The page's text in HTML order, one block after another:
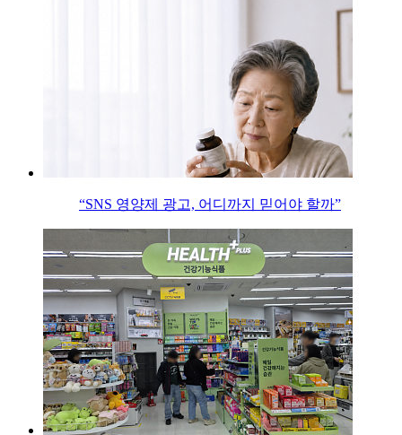
“SNS 영양제 광고, 어디까지 믿어야 할까”